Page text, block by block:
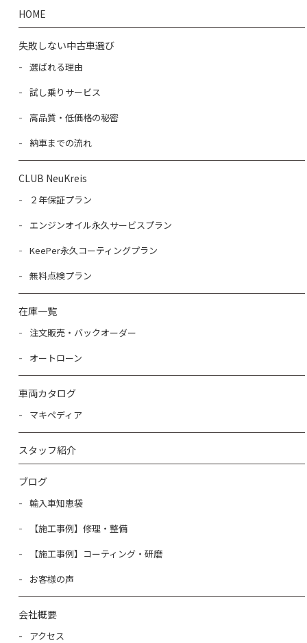
HOME
失敗しない中古車選び
選ばれる理由
試し乗りサービス
高品質・低価格の秘密
納車までの流れ
CLUB NeuKreis
２年保証プラン
エンジンオイル永久サービスプラン
KeePer永久コーティングプラン
無料点検プラン
在庫一覧
注文販売・バックオーダー
オートローン
車両カタログ
マキペディア
スタッフ紹介
ブログ
輸入車知恵袋
【施工事例】修理・整備
【施工事例】コーティング・研磨
お客様の声
会社概要
アクセス